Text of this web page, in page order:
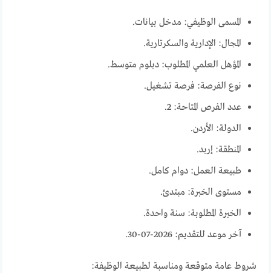
المسمى الوظيفي: مدخل بيانات.
المجال: الإدارية والسكرتارية.
المؤهل العلمي المطلوب: دبلوم متوسط.
نوع الفرصة: فرصة تشغيل.
عدد الفرص المتاحة: 2.
الدولة: الأردن.
المنطقة: إربد.
طبيعة العمل: دوام كامل.
مستوى الخبرة: مبتدئ.
الخبرة المطلوبة: سنة واحدة.
آخر موعد للتقديم: 2026-07-30.
شروط عامة متوقعة ومناسبة لطبيعة الوظيفة: